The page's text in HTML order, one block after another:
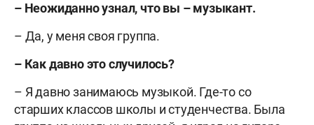
– Неожиданно узнал, что вы – музыкант.
– Да, у меня своя группа.
– Как давно это случилось?
– Я давно занимаюсь музыкой. Где-то со
старших классов школы и студенчества. Была